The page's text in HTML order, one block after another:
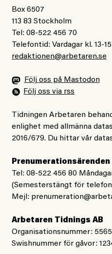
Box 6507
113 83 Stockholm
Tel: 08-522 456 70
Telefontid: Vardagar kl. 13-15
redaktionen@arbetaren.se
Följ oss på Mastodon
Följ oss via rss
Tidningen Arbetaren
enlighet med allmänna
2016/679. Du hittar vår
Prenumerationsärenden
Tel: 08-522 456 80
(Semesterstängt för
Mejl:
Arbetaren Tidnings AB
Organisationsnummer:
Swishnummer för gåvor: